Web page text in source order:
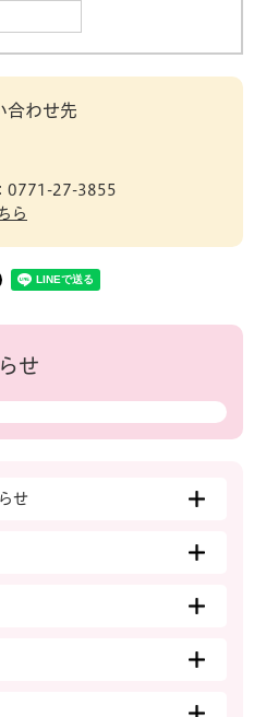
合わせ先
0771-27-3855
ら
せ
せ